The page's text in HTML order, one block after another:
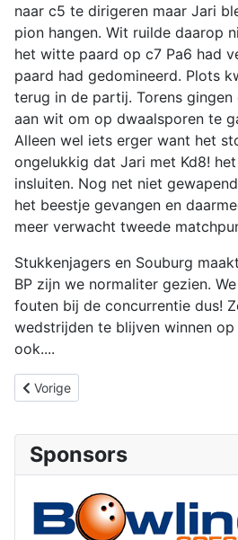
naar c5 te dirigeren maar Jari
pion hangen. Wit ruilde daarop
het witte paard op c7 Pa6 had
paard had gedomineerd. Plots
terug in de partij. Torens gingen
aan wit om op dwaalsporen te
Alleen wel iets erger want het
ongelukkig dat Jari met Kd8!
insluiten. Nog net niet
het beestje gevangen en
meer verwacht tweede
Stukkenjagers en Souburg
BP zijn we normaliter gezien.
fouten bij de concurrentie dus!
wedstrijden te blijven winnen
ook....
Vorig artikel: Goes A op
Vorige
Sponsors